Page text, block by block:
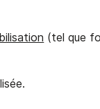
(tel que